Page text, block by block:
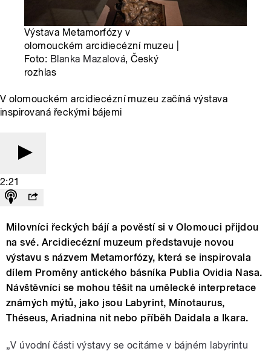
Výstava Metamorfózy v
olomouckém arcidiecézní muzeu |
Foto: Blanka Mazalová, Český
rozhlas
V olomouckém arcidiecézní muzeu začíná výstava
inspirovaná řeckými bájemi
2:21
Milovníci řeckých bájí a pověstí si v Olomouci přijdou
na své. Arcidiecézní muzeum představuje novou
výstavu s názvem Metamorfózy, která se inspirovala
dílem Proměny antického básníka Publia Ovidia Nasa.
Návštěvníci se mohou těšit na umělecké interpretace
známých mýtů, jako jsou Labyrint, Mínotaurus,
Théseus, Ariadnina nit nebo příběh Daidala a Ikara.
„V úvodní části výstavy se ocitáme v bájném labyrintu